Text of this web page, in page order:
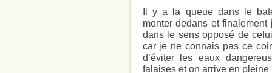
Il y a la queue dans le
monter dedans et
dans le sens opposé de
car je ne connais pas ce
d’éviter les eaux
falaises et on arrive en pleine